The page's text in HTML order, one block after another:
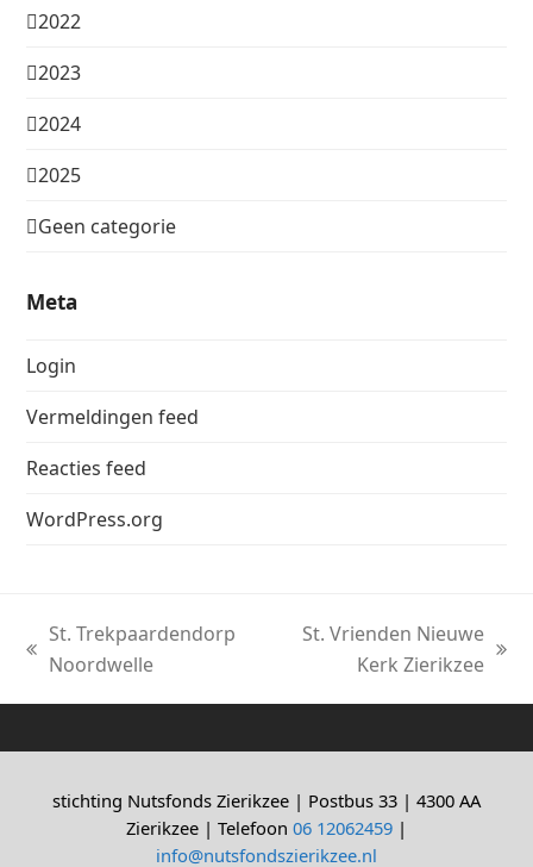
2022
2023
2024
2025
Geen categorie
Meta
Login
Vermeldingen feed
Reacties feed
WordPress.org
previous
St. Trekpaardendorp
Noordwelle
St. Vrienden Nieuwe
Kerk Zierikzee
stichting Nutsfonds Zierikzee | Postbus 33 | 4300 AA
Zierikzee | Telefoon 06 12062459 |
info@nutsfondszierikzee.nl